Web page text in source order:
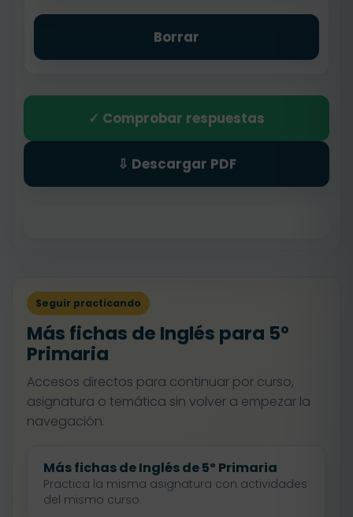
Borrar
✓ Comprobar respuestas
⇩ Descargar PDF
Seguir practicando
Más fichas de Inglés para 5º
Primaria
Accesos directos para continuar por curso,
asignatura o temática sin volver a empezar la
navegación.
Más fichas de Inglés de 5º Primaria
Practica la misma asignatura con actividades
del mismo curso.